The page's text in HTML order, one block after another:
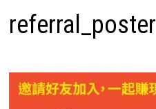
referral_poster